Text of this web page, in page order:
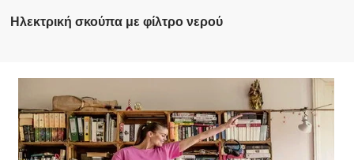
Ηλεκτρική σκούπα με φίλτρο νερού